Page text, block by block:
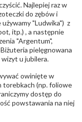
Najlepiej raz w
do zębów i
używamy "Ludwika") z
itp.) , a następnie
"Argentum",
pielęgnowana
u jubilera.
owinięte w
torebkach (np. foliowe
dostęp do
powstawania na niej